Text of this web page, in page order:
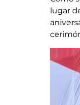
lugar